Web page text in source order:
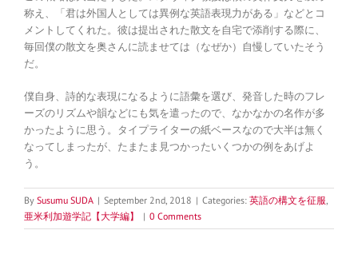
称え、「君は外国人としては異例な英語表現力がある」などとコ
メントしてくれた。彼は提出された散文を自宅で添削する際に、
毎回僕の散文を奥さんに読ませては（なぜか）自慢していたそう
だ。
僕自身、詩的な表現になるように語彙を選び、発音した時のフレ
ーズのリズムや韻などにも気を遣ったので、なかなかの名作が多
かったように思う。タイプライターの紙ベースなので大半は無く
なってしまったが、たまたま見つかったいくつかの例をあげよ
う。
By Susumu SUDA | September 2nd, 2018 | Categories: 英語の構文を征服
亜米利加遊学記【大学編】
| 0 Comments